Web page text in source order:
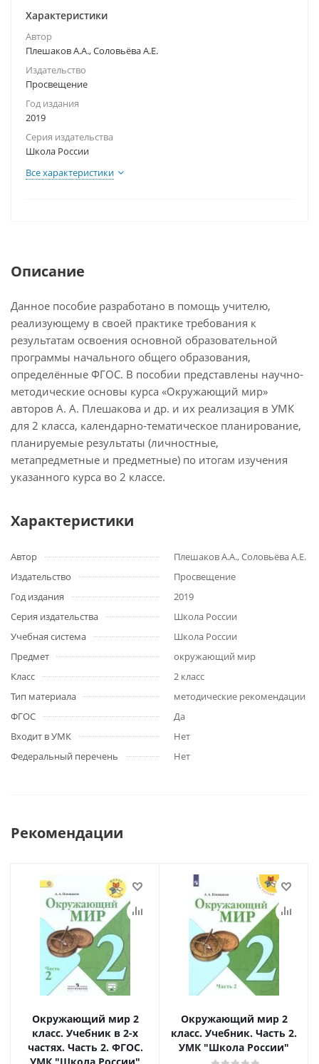
Характеристики
Автор
Плешаков А.А., Соловьёва А.Е.
Издательство
Просвещение
Год издания
2019
Серия издательства
Школа России
Все характеристики
Описание
Данное пособие разработано в помощь учителю,
реализующему в своей практике требования к
результатам освоения основной образовательной
программы начального общего образования,
определённые ФГОС. В пособии представлены научно-
методические основы курса «Окружающий мир»
авторов А. А. Плешакова и др. и их реализация в УМК
для 2 класса, календарно-тематическое планирование,
планируемые результаты (личностные,
метапредметные и предметные) по итогам изучения
указанного курса во 2 классе.
Характеристики
Автор
Плешаков А.А., Соловьёва А.Е.
Издательство
Просвещение
Год издания
2019
Серия издательства
Школа России
Учебная система
Школа России
Предмет
окружающий мир
Класс
2 класс
Тип материала
методические рекомендации
ФГОС
Да
Входит в УМК
Нет
Федеральный перечень
Нет
Рекомендации
Окружающий мир 2
класс. Учебник в 2-х
частях. Часть 2. ФГОС.
Окружающий мир 2
класс. Учебник. Часть 2.
УМК "Школа России"